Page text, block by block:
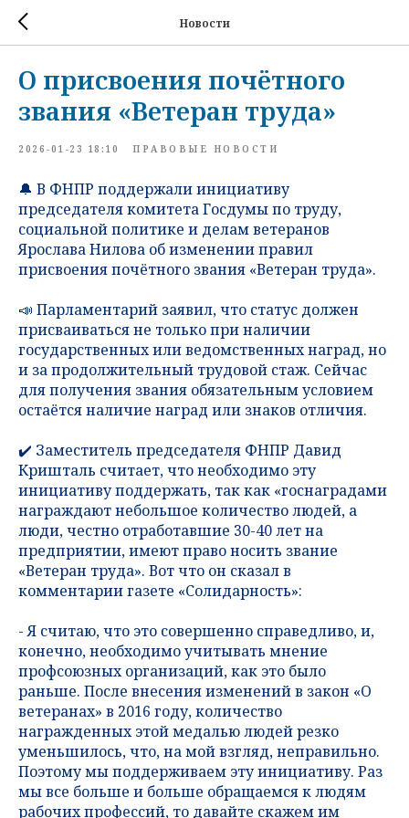
Новости
О присвоения почётного
звания «Ветеран труда»
2026-01-23 18:10 ПРАВОВЫЕ НОВОСТИ
🔔 В ФНПР поддержали инициативу
председателя комитета Госдумы по труду,
социальной политике и делам ветеранов
Ярослава Нилова об изменении правил
присвоения почётного звания «Ветеран труда».
📣 Парламентарий заявил, что статус должен
присваиваться не только при наличии
государственных или ведомственных наград, но
и за продолжительный трудовой стаж. Сейчас
для получения звания обязательным условием
остаётся наличие наград или знаков отличия.
✔️ Заместитель председателя ФНПР Давид
Кришталь считает, что необходимо эту
инициативу поддержать, так как «госнаградами
награждают небольшое количество людей, а
люди, честно отработавшие 30-40 лет на
предприятии, имеют право носить звание
«Ветеран труда». Вот что он сказал в
комментарии газете «Солидарность»:
- Я считаю, что это совершенно справедливо, и,
конечно, необходимо учитывать мнение
профсоюзных организаций, как это было
раньше. После внесения изменений в закон «О
ветеранах» в 2016 году, количество
награжденных этой медалью людей резко
уменьшилось, что, на мой взгляд, неправильно.
Поэтому мы поддерживаем эту инициативу. Раз
мы все больше и больше обращаемся к людям
рабочих профессий, то давайте скажем им